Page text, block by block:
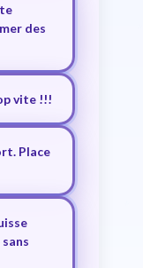
des
vite !!!
Place